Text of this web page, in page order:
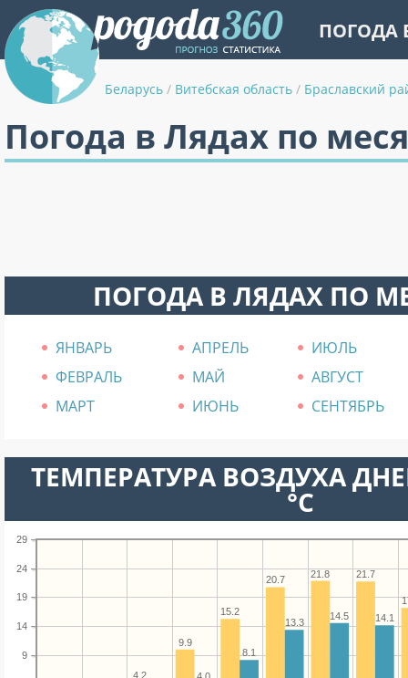
ПОГОДА
Беларусь / Витебская область / Браславский
Погода в Лядах по
ПОГОДА В ЛЯДАХ ПО
ЯНВАРЬ АПРЕЛЬ
ИЮЛЬ
ФЕВРАЛЬ
МАЙ
АВГУСТ
МАРТ
ИЮНЬ СЕНТЯБРЬ
ТЕМПЕРАТУРА ВОЗДУХА
°C
9
14
19
24
29
21.7
21.8
20.7
15.2
9.9
4.2
14.1
14.5
13.3
8.1